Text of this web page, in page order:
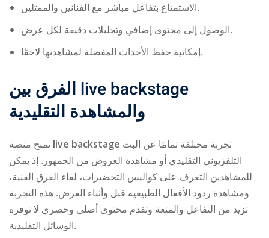
الاستمتاع بتفاعل مباشر مع الفنانين والممثلين.
الوصول إلى محتوى إضافي وتحليلات دقيقة لكل عرض.
إمكانية حفظ الأحداث المفضلة لمشاهدتها لاحقًا.
live backstage
والمشاهدة التقليدية
live backstage
التلفزيوني التقليدي أو مشاهدة العروض من الجمهور. إذ يمكن
للمشاهدين التعرف على كواليس التحضيرات، لقاء الفرق الفنية،
ومشاهدة ردود الأفعال الطبيعية قبل وأثناء العرض. هذه التجربة
تزيد من التفاعل والمتعة وتقدم محتوى أصلي وحصري لا توفره
الوسائل التقليدية.